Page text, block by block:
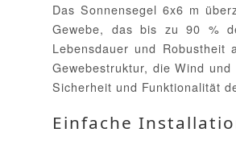
Das Sonnensegel 6x6 m
Gewebe, das bis zu 90 %
Lebensdauer und
Gewebestruktur, die Wind
Sicherheit und Funktionalität
Einfache